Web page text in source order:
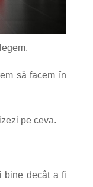
să facem în
pe ceva.
bine decât a fi